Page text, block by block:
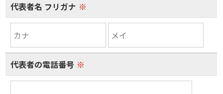
代表者名 フリガナ ※
代表者の電話番号 ※